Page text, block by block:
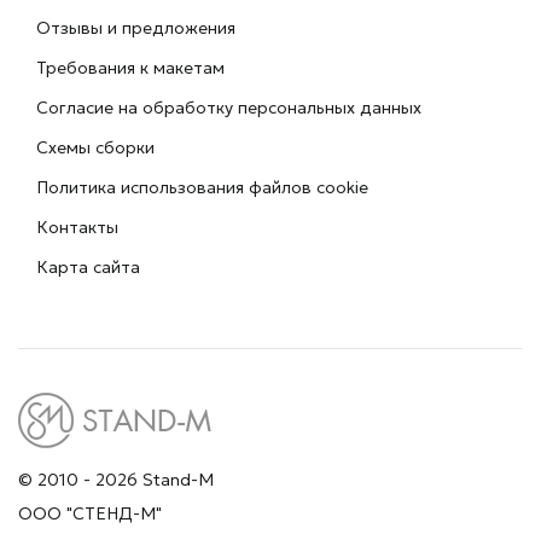
Отзывы и предложения
Требования к макетам
Согласие на обработку персональных данных
Схемы сборки
Политика использования файлов cookie
Контакты
Карта сайта
© 2010 - 2026 Stand-M
ООО "СТЕНД-М"